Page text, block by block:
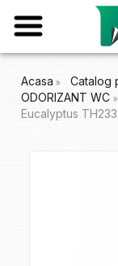
Acasa Catalog
ODORIZANT WC
Eucalyptus